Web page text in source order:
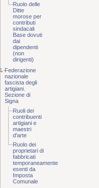
Ruolo delle
Ditte
morose per
contributi
sindacali
Base dovuti
dai
dipendenti
(non
dirigenti)
Federazione
nazionale
fascista degli
artigiani.
Sezione di
Signa
Ruoli dei
contribuenti
artigiani e
maestri
d'arte
Ruolo dei
proprietari di
fabbricati
temporaneamente
esenti da
Imposta
Comunale